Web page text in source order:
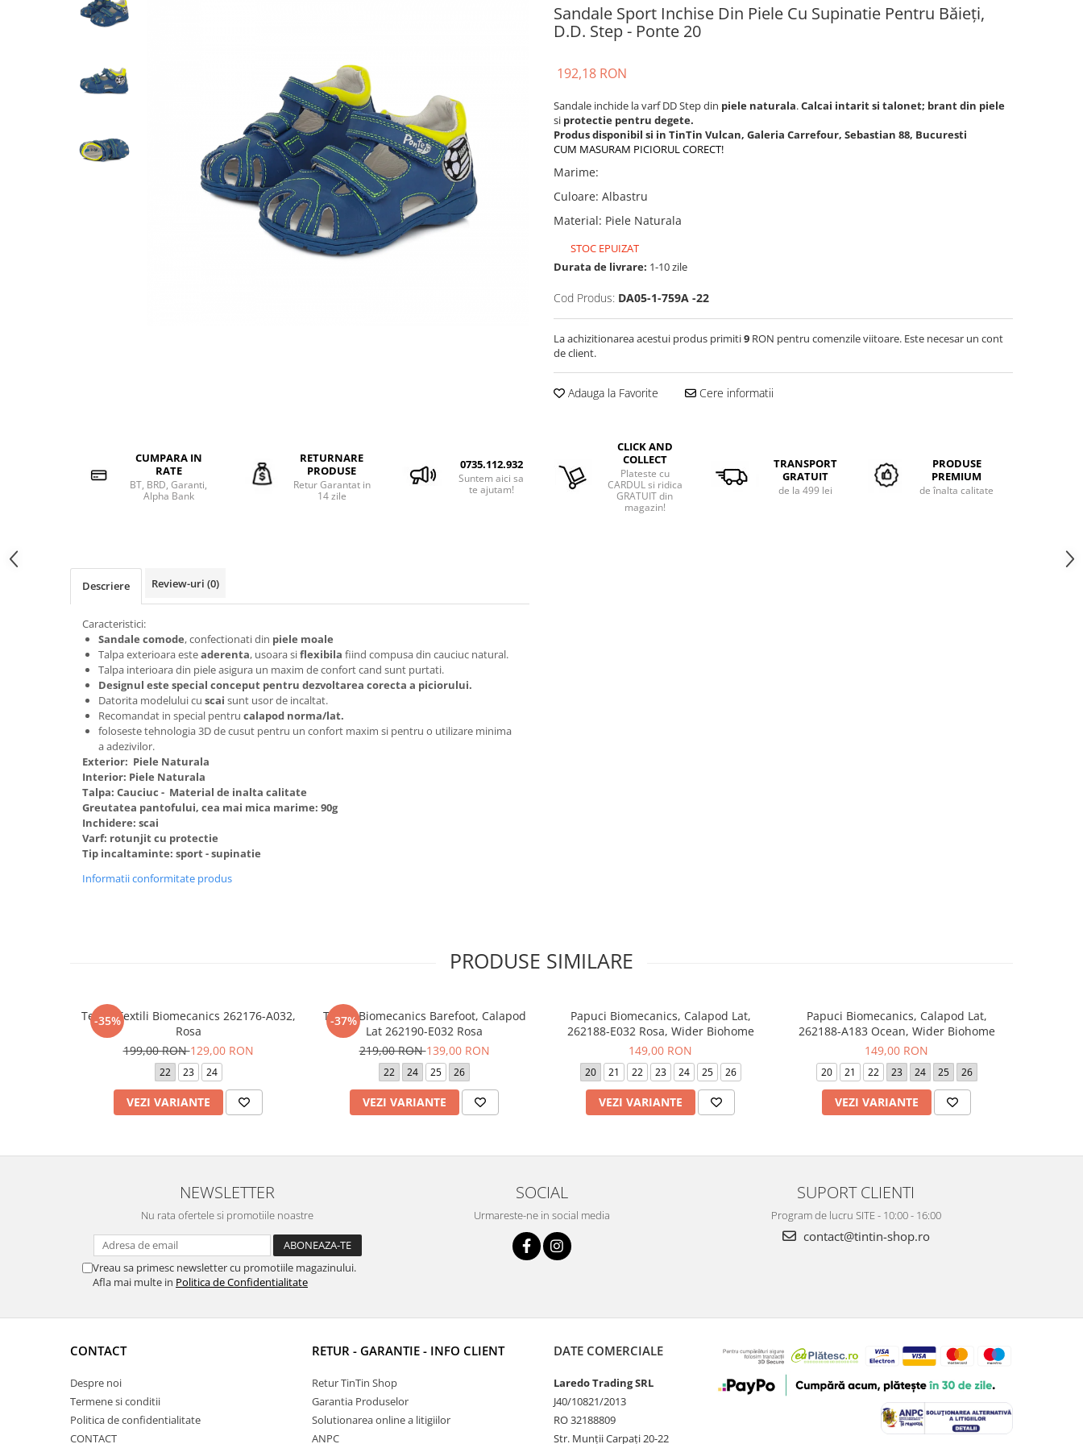
Sandale Sport Inchise Din Piele Cu Supinatie Pentru Băieți,
D.D. Step - Ponte 20
192,18 RON
Sandale inchide la varf DD Step din piele naturala.Calcai intarit si talonet; brant din piele
si protectie pentru degete.
Produs disponibil si in TinTin Vulcan, Galeria Carrefour, Sebastian 88, Bucuresti
CUM MASURAM PICIORUL CORECT!
Marime:
Culoare: Albastru
Material: Piele Naturala
STOC EPUIZAT
Durata de livrare: 1-10 zile
Cod Produs: DA05-1-759A -22
La achizitionarea acestui produs primiti9 RON pentru comenzile viitoare. Este necesar un cont
de client.
Adauga la Favorite Cere informatii
CUMPARA IN
RATE
BT, BRD, Garanti,
Alpha Bank
RETURNARE
PRODUSE
Retur Garantat in
14 zile
0735.112.932
Suntem aici sa
te ajutam!
CLICK AND
COLLECT
Plateste cu
CARDUL si ridica
GRATUIT din
magazin!
TRANSPORT
GRATUIT
de la 499 lei
PRODUSE
PREMIUM
de înalta calitate
Descriere Review-uri (0)
Caracteristici:
Sandale comode, confectionati din piele moale
Talpa exterioara esteaderenta, usoara siflexibila fiind compusa din cauciuc natural.
Talpa interioara din piele asigura un maxim de confort cand sunt purtati.
Designul este special conceput pentru dezvoltarea corecta a piciorului.
Datorita modelului cu scai sunt usor de incaltat.
Recomandat in special pentru calapod norma/lat.
foloseste tehnologia 3D de cusut pentru un confort maxim si pentru o utilizare minima
a adezivilor.
Exterior: Piele Naturala
Interior: Piele Naturala
Talpa: Cauciuc - Material de inalta calitate
Greutatea pantofului, cea mai mica marime: 90g
Inchidere: scai
Varf: rotunjit cu protectie
Tip incaltaminte: sport - supinatie
Informatii conformitate produs
PRODUSE SIMILARE
-35%
Tenisi Textili Biomecanics 262176-A032,
Rosa
199,00 RON129,00 RON
22 23 24
VEZI VARIANTE
-37%
Tenisi Biomecanics Barefoot, Calapod
Lat 262190-E032 Rosa
219,00 RON139,00 RON
22 24 25 26
VEZI VARIANTE
Papuci Biomecanics, Calapod Lat,
262188-E032 Rosa, Wider Biohome
149,00 RON
20 21 22 23 24 25 26
VEZI VARIANTE
Papuci Biomecanics, Calapod Lat,
262188-A183 Ocean, Wider Biohome
149,00 RON
20 21 22 23 24 25 26
VEZI VARIANTE
NEWSLETTER
Nu rata ofertele si promotiile noastre
Vreau sa primesc newsletter cu promotiile magazinului.
Afla mai multe in Politica de Confidentialitate
SOCIAL
Urmareste-ne in social media
SUPORT CLIENTI
Program de lucru SITE - 10:00 - 16:00
contact@tintin-shop.ro
CONTACT
Despre noi
Termene si conditii
Politica de confidentialitate
CONTACT
RETUR - GARANTIE - INFO CLIENT
Retur TinTin Shop
Garantia Produselor
Solutionarea online a litigiilor
ANPC
DATE COMERCIALE
Laredo Trading SRL
J40/10821/2013
RO 32188809
Str. Munții Carpați 20-22